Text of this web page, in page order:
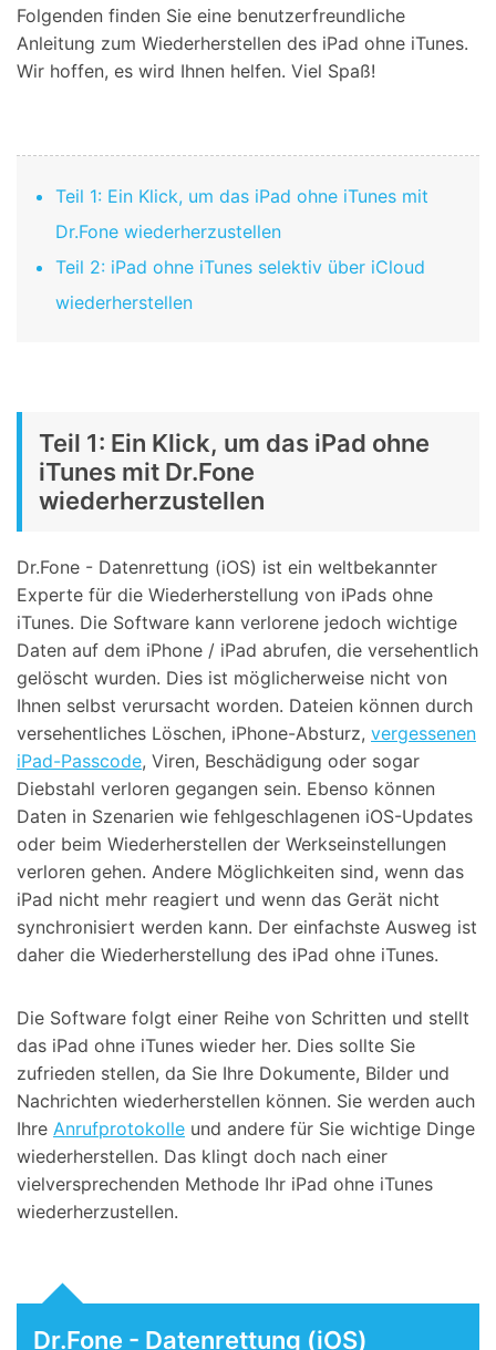
Folgenden finden Sie eine benutzerfreundliche
Anleitung zum Wiederherstellen des iPad ohne iTunes.
Wir hoffen, es wird Ihnen helfen. Viel Spaß!
Teil 1: Ein Klick, um das iPad ohne iTunes mit
Dr.Fone wiederherzustellen
Teil 2: iPad ohne iTunes selektiv über iCloud
wiederherstellen
Teil 1: Ein Klick, um das iPad ohne
iTunes mit Dr.Fone
wiederherzustellen
Dr.Fone - Datenrettung (iOS) ist ein weltbekannter
Experte für die Wiederherstellung von iPads ohne
iTunes. Die Software kann verlorene jedoch wichtige
Daten auf dem iPhone / iPad abrufen, die versehentlich
gelöscht wurden. Dies ist möglicherweise nicht von
Ihnen selbst verursacht worden. Dateien können durch
versehentliches Löschen, iPhone-Absturz, vergessenen
iPad-Passcode, Viren, Beschädigung oder sogar
Diebstahl verloren gegangen sein. Ebenso können
Daten in Szenarien wie fehlgeschlagenen iOS-Updates
oder beim Wiederherstellen der Werkseinstellungen
verloren gehen. Andere Möglichkeiten sind, wenn das
iPad nicht mehr reagiert und wenn das Gerät nicht
synchronisiert werden kann. Der einfachste Ausweg ist
daher die Wiederherstellung des iPad ohne iTunes.
Die Software folgt einer Reihe von Schritten und stellt
das iPad ohne iTunes wieder her. Dies sollte Sie
zufrieden stellen, da Sie Ihre Dokumente, Bilder und
Nachrichten wiederherstellen können. Sie werden auch
Ihre Anrufprotokolle und andere für Sie wichtige Dinge
wiederherstellen. Das klingt doch nach einer
vielversprechenden Methode Ihr iPad ohne iTunes
wiederherzustellen.
Dr.Fone - Datenrettung (iOS)